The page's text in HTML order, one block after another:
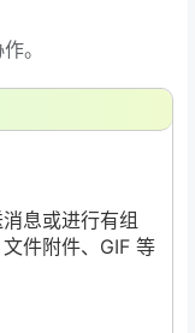
。
息或进行有组
件附件、GIF 等